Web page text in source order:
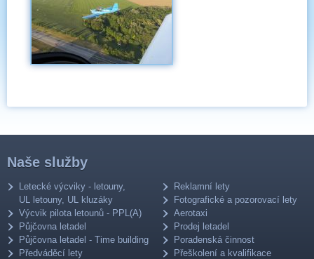
Naše služby
Letecké výcviky - letouny,
UL letouny, UL kluzáky
Výcvik pilota letounů - PPL(A)
Půjčovna letadel
Půjčovna letadel - Time building
Předváděcí lety
Reklamní lety
Fotografické a pozorovací lety
Aerotaxi
Prodej letadel
Poradenská činnost
Přeškolení a kvalifikace